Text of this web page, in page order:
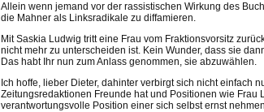
Allein wenn jemand vor der rassistischen Wirkung des
die Mahner als Linksradikale zu diffamieren.
Mit Saskia Ludwig tritt eine Frau vom Fraktionsvorsitz
nicht mehr zu unterscheiden ist. Kein Wunder, dass sie
Das habt Ihr nun zum Anlass genommen, sie abzuwählen.
Ich hoffe, lieber Dieter, dahinter verbirgt sich nicht einfach
Zeitungsredaktionen Freunde hat und Positionen wie Frau
verantwortungsvolle Position einer sich selbst ernst